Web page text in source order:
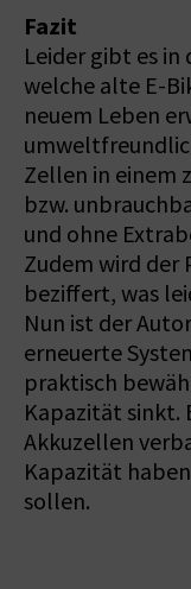
Fazit
Leider gibt es in
welche alte E-
neuem Leben
Zellen in einem
bzw.
und ohne
Zudem wird der
beziffert, was
Nun ist der
erneuerte
praktisch
Kapazität sinkt.
Akkuzellen
Kapazität
sollen.